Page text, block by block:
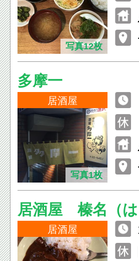
写真12枚
多摩一
居酒屋
写真1枚
居酒屋 榛名（は
居酒屋